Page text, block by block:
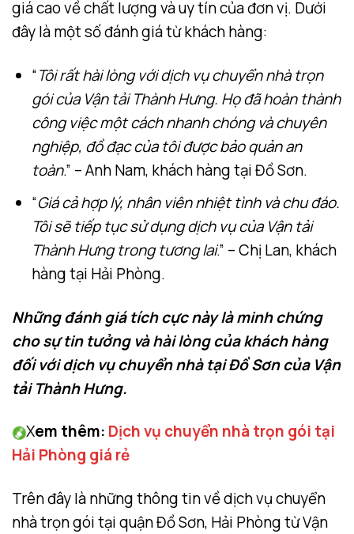
giá cao về chất lượng và uy tín của đơn vị. Dưới
đây là một số đánh giá từ khách hàng:
“Tôi rất hài lòng với dịch vụ chuyển nhà trọn
gói của Vận tải Thành Hưng. Họ đã hoàn thành
công việc một cách nhanh chóng và chuyên
nghiệp, đồ đạc của tôi được bảo quản an
toàn.” – Anh Nam, khách hàng tại Đồ Sơn.
“Giá cả hợp lý, nhân viên nhiệt tình và chu đáo.
Tôi sẽ tiếp tục sử dụng dịch vụ của Vận tải
Thành Hưng trong tương lai.” – Chị Lan, khách
hàng tại Hải Phòng.
Những đánh giá tích cực này là minh chứng
cho sự tin tưởng và hài lòng của khách hàng
đối với dịch vụ chuyển nhà tại Đồ Sơn của Vận
tải Thành Hưng.
Xem thêm: Dịch vụ chuyển nhà trọn gói tại
Hải Phòng giá rẻ
Trên đây là những thông tin về dịch vụ chuyển
nhà trọn gói tại quận Đồ Sơn, Hải Phòng từ Vận